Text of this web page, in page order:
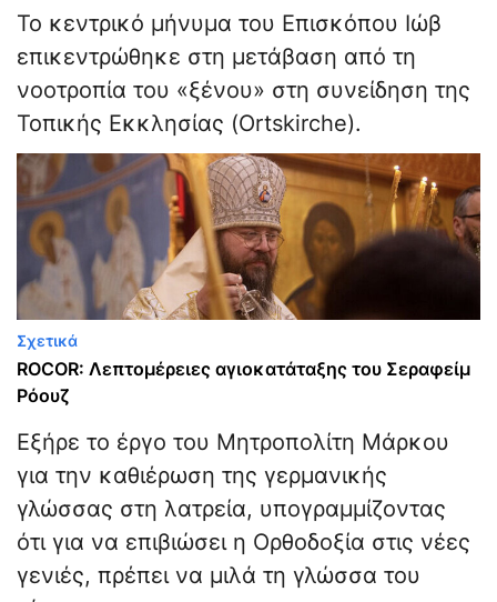
Το κεντρικό μήνυμα του Επισκόπου Ιώβ
επικεντρώθηκε στη μετάβαση από τη
νοοτροπία του «ξένου» στη συνείδηση της
Τοπικής Εκκλησίας (Ortskirche).
Σχετικά
ROCOR: Λεπτομέρειες αγιοκατάταξης του Σεραφείμ
Ρόουζ
Εξήρε το έργο του Μητροπολίτη Μάρκου
για την καθιέρωση της γερμανικής
γλώσσας στη λατρεία, υπογραμμίζοντας
ότι για να επιβιώσει η Ορθοδοξία στις νέες
γενιές, πρέπει να μιλά τη γλώσσα του